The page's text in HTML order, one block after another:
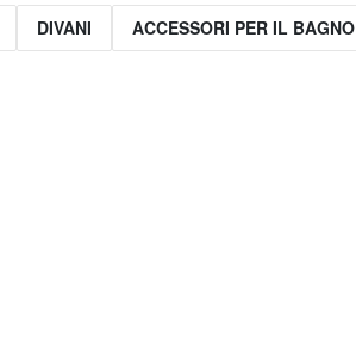
DIVANI ACCESSORI PER IL BAGNO